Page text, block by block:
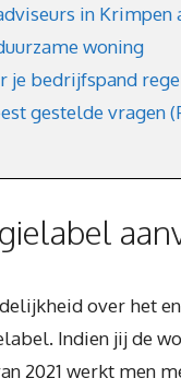
in Krimpen
woning
je bedrijfspand
gestelde vragen
over het
Indien jij de
2021 werkt men